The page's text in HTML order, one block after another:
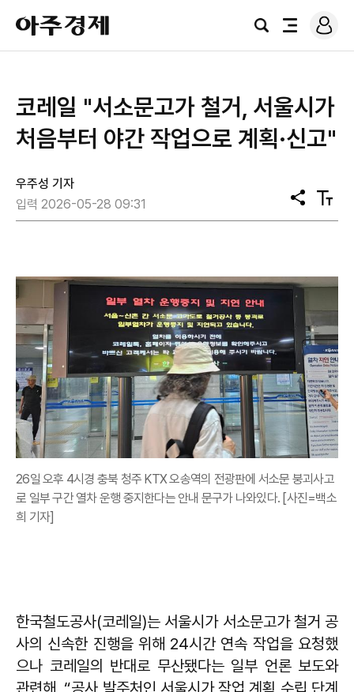
아
주
경
검
전
로
그
코레일 "서소문고가 철거, 서울시가
처음부터 야간 작업으로 계획·신고"
우주성 기자
입력 2026-05-28 09:31
공
유
텍
스
26일 오후 4시경 충북 청주 KTX 오송역의 전광판에 서소문 붕괴사고
로 일부 구간 열차 운행 중지한다는 안내 문구가 나와있다. [사진=백소
희 기자]
한국철도공사(코레일)는 서울시가 서소문고가 철거 공
사의 신속한 진행을 위해 24시간 연속 작업을 요청했
으나 코레일의 반대로 무산됐다는 일부 언론 보도와
관련해, “공사 발주처인 서울시가 작업 계획 수립 단계